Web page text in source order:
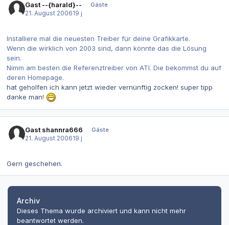
Gast --{harald}--
Gäste
21. August 200619 j
Installiere mal die neuesten Treiber für deine Grafikkarte.
Wenn die wirklich von 2003 sind, dann könnte das die Lösung
sein.
Nimm am besten die Referenztreiber von ATI. Die bekommst du auf
deren Homepage.
hat geholfen ich kann jetzt wieder vernünftig zocken! super tipp
danke man!
Gast shannra666
Gäste
21. August 200619 j
Gern geschehen.
Archiv
Dieses Thema wurde archiviert und kann nicht mehr
beantwortet werden.